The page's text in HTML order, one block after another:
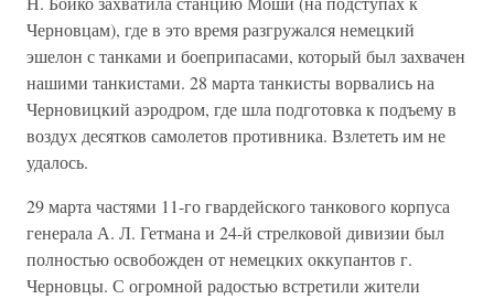
Черновцам), где в это вре­мя разгружался немецкий
эшелон с танками и боеприпасами, кото­рый был захвачен
нашими танкистами. 28 марта танкисты ворвались на
Черновицкий аэродром, где шла подготовка к подъему в
воздух десятков самолетов противника. Взлететь им не
удалось.
29 марта частями 11-го гвардейского танкового корпуса
генерала А. Л. Гетмана и 24-й стрелковой дивизии был
полностью освобожден от немецких оккупантов г.
Черновцы. С огромной радостью встретили жители